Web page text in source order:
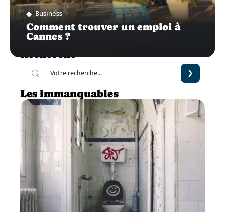
Business
Comment trouver un emploi à
Cannes ?
Recherche
Les immanquables